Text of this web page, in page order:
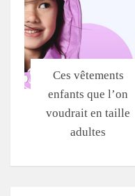
Ces vêtements
enfants que l’on
voudrait en taille
adultes